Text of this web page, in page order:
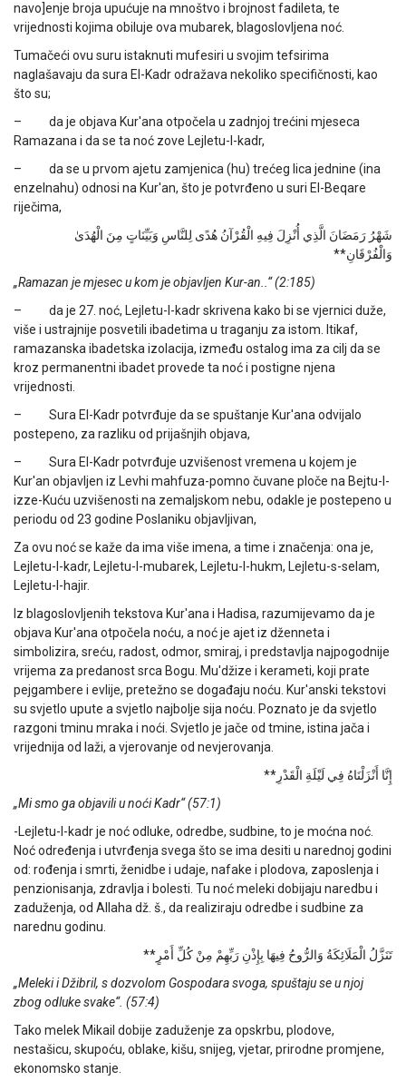
navo]enje broja upućuje na mnoštvo i brojnost fadileta, te
vrijednosti kojima obiluje ova mubarek, blagoslovljena noć.
Tumačeći ovu suru istaknuti mufesiri u svojim tefsirima
naglašavaju da sura El-Kadr odražava nekoliko specifičnosti, kao
što su;
– da je objava Kur'ana otpočela u zadnjoj trećini mjeseca
Ramazana i da se ta noć zove Lejletu-l-kadr,
– da se u prvom ajetu zamjenica (hu) trećeg lica jednine (ina
enzelnahu) odnosi na Kur'an, što je potvrđeno u suri El-Beqare
riječima,
شَهْرُ رَمَضَانَ الَّذِي أُنْزِلَ فِيهِ الْقُرْآنُ هُدًى لِلنَّاسِ وَبَيِّنَاتٍ مِنَ الْهُدَىٰ
وَالْفُرْقَانِ**
„Ramazan je mjesec u kom je objavljen Kur-an..“ (2:185)
– da je 27. noć, Lejletu-l-kadr skrivena kako bi se vjernici duže,
više i ustrajnije posvetili ibadetima u traganju za istom. Itikaf,
ramazanska ibadetska izolacija, između ostalog ima za cilj da se
kroz permanentni ibadet provede ta noć i postigne njena
vrijednosti.
– Sura El-Kadr potvrđuje da se spuštanje Kur'ana odvijalo
postepeno, za razliku od prijašnjih objava,
– Sura El-Kadr potvrđuje uzvišenost vremena u kojem je
Kur'an objavljen iz Levhi mahfuza-pomno čuvane ploče na Bejtu-l-
izze-Kuću uzvišenosti na zemaljskom nebu, odakle je postepeno u
periodu od 23 godine Poslaniku objavljivan,
Za ovu noć se kaže da ima više imena, a time i značenja: ona je,
Lejletu-l-kadr, Lejletu-l-mubarek, Lejletu-l-hukm, Lejletu-s-selam,
Lejletu-l-hajir.
Iz blagoslovljenih tekstova Kur'ana i Hadisa, razumijevamo da je
objava Kur'ana otpočela noću, a noć je ajet iz dženneta i
simbolizira, sreću, radost, odmor, smiraj, i predstavlja najpogodnije
vrijema za predanost srca Bogu. Mu'džize i kerameti, koji prate
pejgambere i evlije, pretežno se događaju noću. Kur'anski tekstovi
su svjetlo upute a svjetlo najbolje sija noću. Poznato je da svjetlo
razgoni tminu mraka i noći. Svjetlo je jače od tmine, istina jača i
vrijednija od laži, a vjerovanje od nevjerovanja.
إِنَّا أَنْزَلْنَاهُ فِي لَيْلَةِ الْقَدْرِ**
„Mi smo ga objavili u noći Kadr“(57:1)
-Lejletu-l-kadr je noć odluke, odredbe, sudbine, to je moćna noć.
Noć određenja i utvrđenja svega što se ima desiti u narednoj godini
od: rođenja i smrti, ženidbe i udaje, nafake i plodova, zaposlenja i
penzionisanja, zdravlja i bolesti. Tu noć meleki dobijaju naredbu i
zaduženja, od Allaha dž. š., da realiziraju odredbe i sudbine za
narednu godinu.
تَنَزَّلُ الْمَلَائِكَةُ وَالرُّوحُ فِيهَا بِإِذْنِ رَبِّهِمْ مِنْ كُلِّ أَمْرٍ**
„Meleki i Džibril, s dozvolom Gospodara svoga, spuštaju se u njoj
zbog odluke svake“. (57:4)
Tako melek Mikail dobije zaduženje za opskrbu, plodove,
nestašicu, skupoću, oblake, kišu, snijeg, vjetar, prirodne promjene,
ekonomsko stanje.